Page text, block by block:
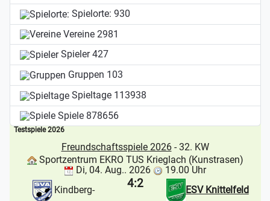
Spielorte: 930
Vereine 2981
Spieler427
Gruppen 103
Spieltage 113938
Spiele 878656
Testspiele 2026
Freundschaftsspiele 2026- 32. KW
Sportzentrum EKRO TUS Krieglach (Kunstrasen)
Di, 04. Aug.. 2026
19.00 Uhr
Kindberg-
ESV Knittelfeld
4:2